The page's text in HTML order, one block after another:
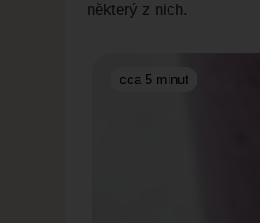
některý z nich.
cca 5 minut